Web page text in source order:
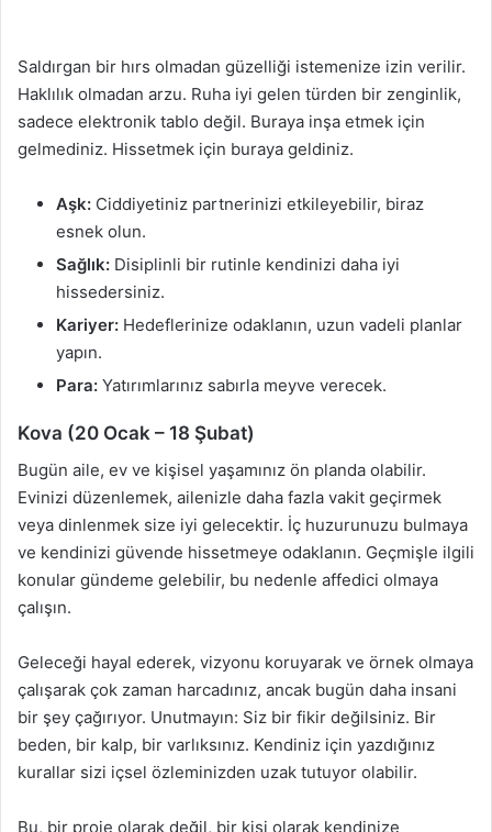
Saldırgan bir hırs olmadan güzelliği istemenize izin verilir.
Haklılık olmadan arzu. Ruha iyi gelen türden bir zenginlik,
sadece elektronik tablo değil. Buraya inşa etmek için
gelmediniz. Hissetmek için buraya geldiniz.
Aşk: Ciddiyetiniz partnerinizi etkileyebilir, biraz
esnek olun.
Sağlık: Disiplinli bir rutinle kendinizi daha iyi
hissedersiniz.
Kariyer: Hedeflerinize odaklanın, uzun vadeli planlar
yapın.
Para: Yatırımlarınız sabırla meyve verecek.
Kova (20 Ocak – 18 Şubat)
Bugün aile, ev ve kişisel yaşamınız ön planda olabilir.
Evinizi düzenlemek, ailenizle daha fazla vakit geçirmek
veya dinlenmek size iyi gelecektir. İç huzurunuzu bulmaya
ve kendinizi güvende hissetmeye odaklanın. Geçmişle ilgili
konular gündeme gelebilir, bu nedenle affedici olmaya
çalışın.
Geleceği hayal ederek, vizyonu koruyarak ve örnek olmaya
çalışarak çok zaman harcadınız, ancak bugün daha insani
bir şey çağırıyor. Unutmayın: Siz bir fikir değilsiniz. Bir
beden, bir kalp, bir varlıksınız. Kendiniz için yazdığınız
kurallar sizi içsel özleminizden uzak tutuyor olabilir.
Bu, bir proje olarak değil, bir kişi olarak kendinize